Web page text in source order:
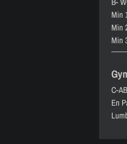
Min
Min
Min
C-
En